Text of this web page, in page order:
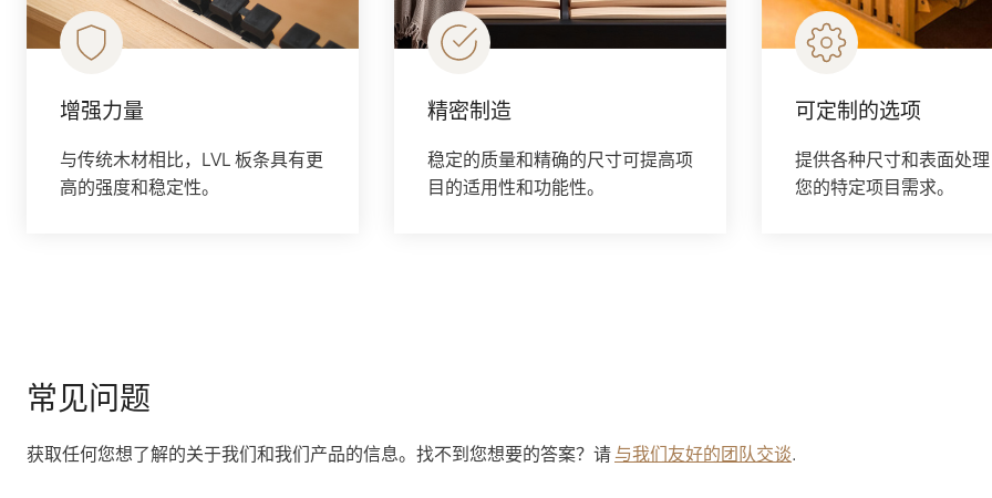
增强力量
与传统木材相比，LVL 板条具有更
高的强度和稳定性。
精密制造
稳定的质量和精确的尺寸可提高项
目的适用性和功能性。
可定制的选项
提供各种尺寸和表面处
您的特定项目需求。
常见问题
获取任何您想了解的关于我们和我们产品的信息。找不到您想要的答案？请与我们友好的团队交谈.